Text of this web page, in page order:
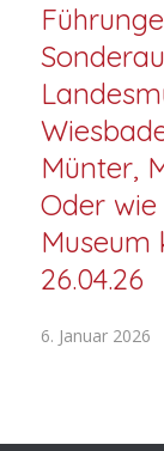
Münter,
Oder
Museum
26.04.26
6. Januar 2026